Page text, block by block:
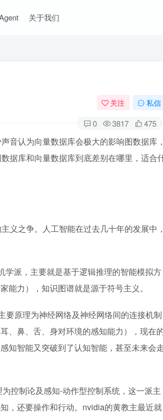
关于我们
关注 私信
0 3817 475
音认为向量数据库会极大的影响图数据库
据库和向量数据库到底差别在哪里，适合
义之争。人工智能在过去几十年的发展中
学派，主要就是基于逻辑推理的智能模拟方
力），知识图谱就是源于符号主义。
要原理为神经网络及神经网络间的连接机制
、鼻、舌、身对环境的感知能力），现在
知智能又突破到了认知智能，甚至未来会
控制论及感知-动作型控制系统，这一派主
，还要操作和行动。nvidia的黄教主最近就